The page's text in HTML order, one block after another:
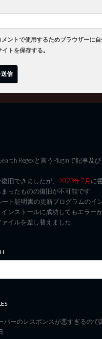
ントで使用するためブラウザーに
トを保存する。
Regexと言うPluginで記事及
旧できましたが、 2023年7月に
ったものの復旧が不可能です
ト証明書の更新プログラムのイ
ンストールに成功してもエラー
イルを差し替えました
バーのレスポンスが悪すぎるので